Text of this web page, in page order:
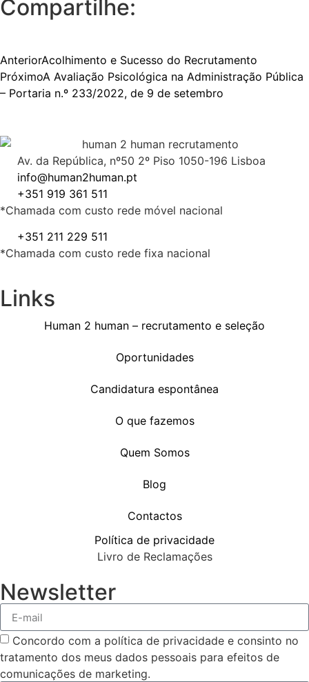
Compartilhe:
AnteriorAcolhimento e Sucesso do Recrutamento
PróximoA Avaliação Psicológica na Administração Pública
– Portaria n.º 233/2022, de 9 de setembro
Av. da República, nº50 2º Piso 1050-196 Lisboa
info@human2human.pt
+351 919 361 511
*Chamada com custo rede móvel nacional
+351 211 229 511
*Chamada com custo rede fixa nacional
Links
Human 2 human – recrutamento e seleção
Oportunidades
Candidatura espontânea
O que fazemos
Quem Somos
Blog
Contactos
Política de privacidade
Livro de Reclamações
Newsletter
Concordo com a política de privacidade e consinto no
tratamento dos meus dados pessoais para efeitos de
comunicações de marketing.